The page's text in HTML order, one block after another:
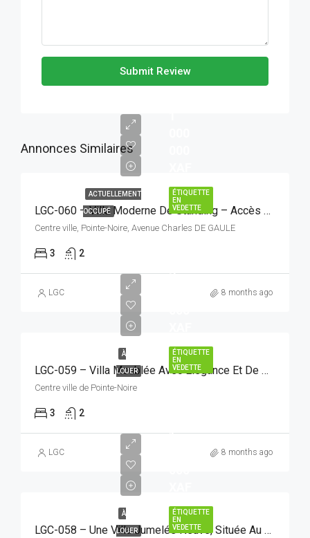
Submit Review
Annonces Similaires
ÉTIQUETTE
EN
VEDETTE
ACTUELLEMENT
OCCUPÉ LGC-060 – Villa Moderne De Standing – Accès Facile Et Cadre Fonctionnel
Centre ville, Pointe-Noire, Avenue Charles DE GAULE
3 2
LGC 8 months ago
ÉTIQUETTE
EN
VEDETTE
À
LOUER
3
LGC-059 – Villa Meublée Avec Élégance Et De Haut Standing, Idéalement Située Et Facilement Accessible
Centre ville de Pointe-Noire
3 2
LGC 8 months ago
ÉTIQUETTE
EN
VEDETTE
À
LOUER
1
LGC-058 – Une Villa Jumelée Neuve, Située Au Quartier Wharf